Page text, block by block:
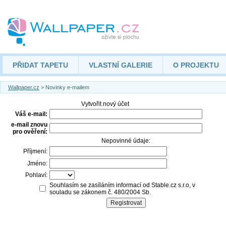
PŘIDAT TAPETU VLASTNÍ GALERIE O PROJEKTU
Wallpaper.cz > Novinky e-mailem